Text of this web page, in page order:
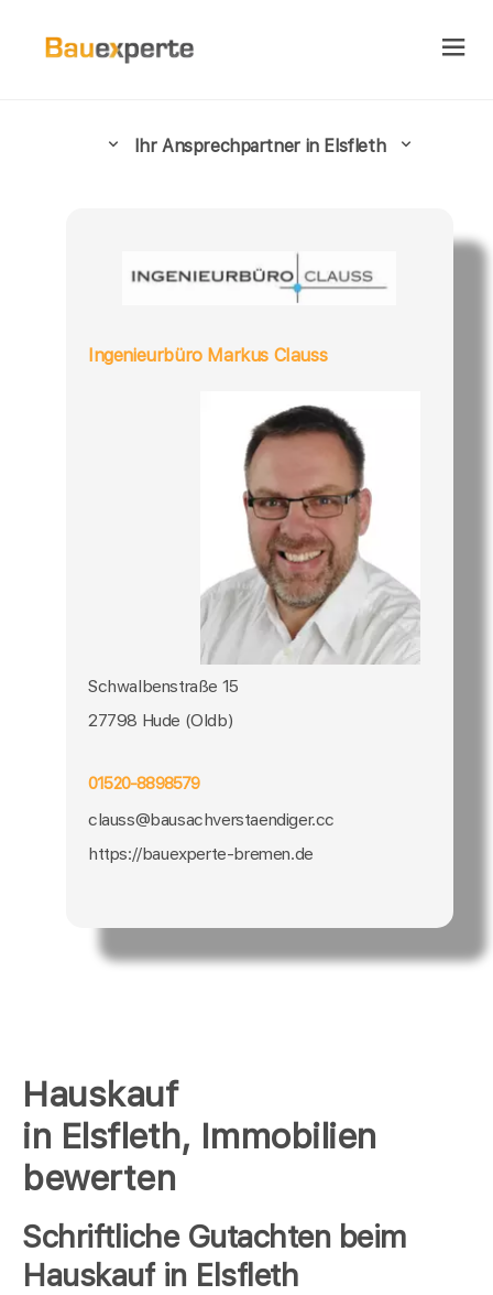
Hauskauf
in Elsfleth, Immobilien
bewerten
Schriftliche Gutachten beim
Hauskauf in Elsfleth
Ihr Ansprechpartner in Elsfleth
Ingenieurbüro Markus Clauss
Schwalbenstraße 15
27798 Hude (Oldb)
01520-8898579
clauss@bausachverstaendiger.cc
https://bauexperte-bremen.de